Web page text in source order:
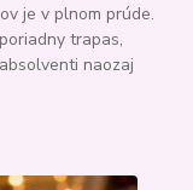
je v plnom prúde.
trapas,
naozaj